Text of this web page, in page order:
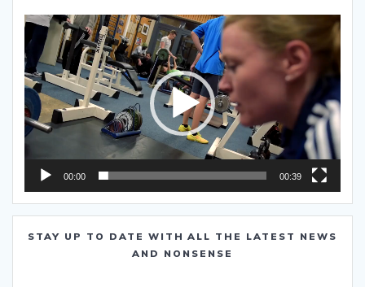
Video-
Player
00:00 00:39
STAY UP TO DATE WITH ALL THE LATEST NEWS
AND NONSENSE